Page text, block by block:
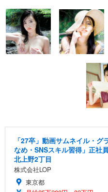
「27卒」動画サムネイル・
なめ・SNSスキル習得」正社
北上野2丁目
株式会社LOP
東京都